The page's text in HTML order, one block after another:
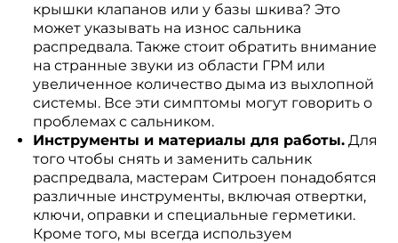
крышки клапанов или у базы шкива? Это
может указывать на износ сальника
распредвала. Также стоит обратить внимание
на странные звуки из области ГРМ или
увеличенное количество дыма из выхлопной
системы. Все эти симптомы могут говорить о
проблемах с сальником.
Инструменты и материалы для работы.Для
того чтобы снять и заменить сальник
распредвала, мастерам Ситроен понадобятся
различные инструменты, включая отвертки,
ключи, оправки и специальные герметики.
Кроме того, мы всегда используем